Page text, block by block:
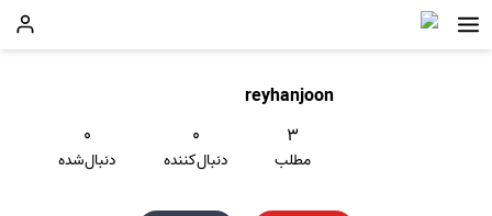
reyhanjoon
۳
مطلب
۰
دنبال‌کننده
۰
دنبال‌شده